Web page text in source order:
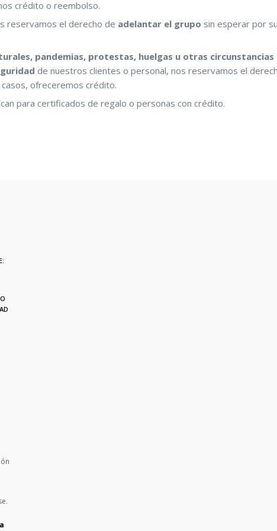
crédito o reembolso.
reservamos el derecho de adelantar el grupo sin esperar por
pandemias, protestas, huelgas u otras circunstancias
de nuestros clientes o personal, nos reservamos el
casos, ofreceremos crédito.
para certificados de regalo o personas con crédito.